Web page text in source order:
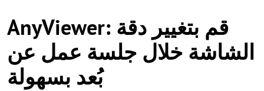
AnyViewer: قم بتغيير دقة
الشاشة خلال جلسة عمل عن
بُعد بسهولة